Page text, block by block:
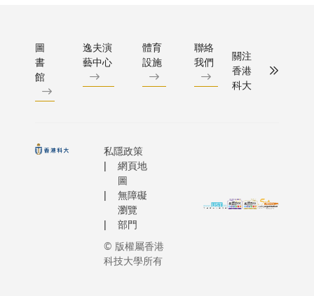
圖
書
館
逸夫演
藝中心
體育
設施
聯絡
我們
關注
香港
科大
私隱政策
網頁地
圖
無障礙
瀏覽
部門
© 版權屬香港
科技大學所有